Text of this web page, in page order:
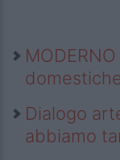
Dialogo
abbiamo